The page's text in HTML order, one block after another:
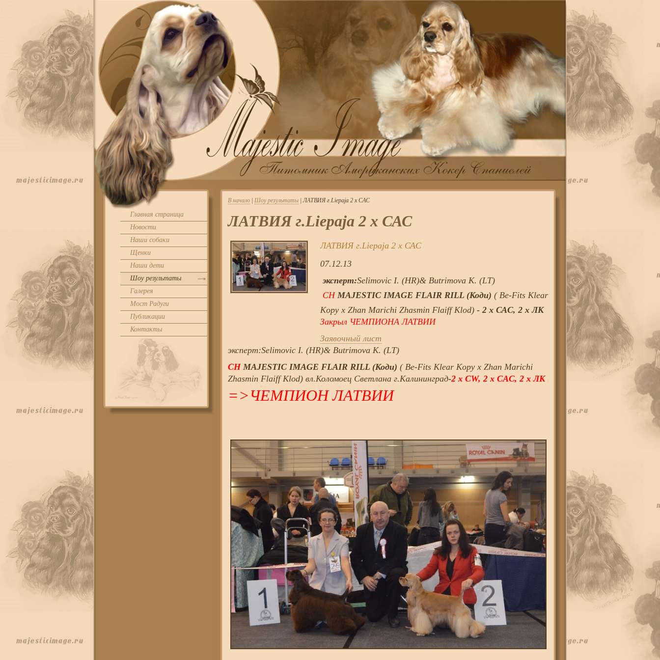
Главная страница
Новости
Наши собаки
Щенки
Наши дети
Шоу результаты
Галерея
Мост Радуги
Публикации
Контакты
В начало Шоу результаты | ЛАТВИЯ г.Liepaja 2 х САС
ЛАТВИЯ г.Liepaja 2 х САС
ЛАТВИЯ г.Liepaja 2 х САС
07.12.13
эксперт:Selimovic I. (HR)& Butrimova K. (LT)
CH MAJESTIC IMAGE FLAIR RILL (Коди) ( Be-Fits Klear
Kopy х Zhan Marichi Zhasmin Flaiff Klod) - 2 х САС, 2 х ЛК
Закрыл ЧЕМПИОНА ЛАТВИИ
Заявочный лист
эксперт:Selimovic I. (HR)& Butrimova K. (LT)
CHMAJESTIC IMAGE FLAIR RILL (Коди) ( Be-Fits Klear Kopy х Zhan Marichi
Zhasmin Flaiff Klod) вл.Коломоец Светлана г.Калининград-2 х CW, 2 х CAC, 2 х ЛК
=>ЧЕМПИОН ЛАТВИИ